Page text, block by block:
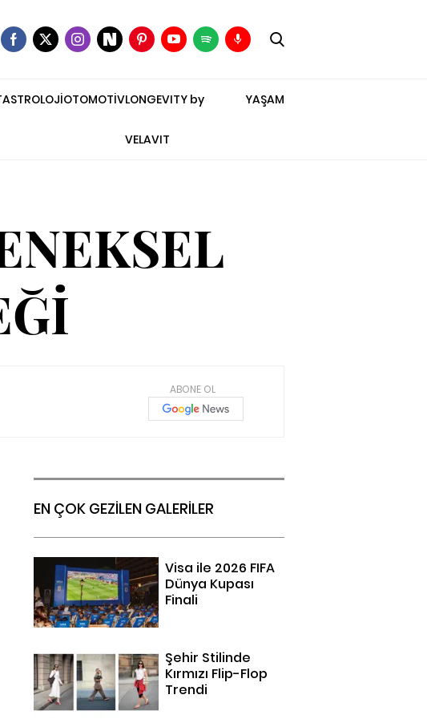
ASTROLOJİOTOMOTİVLONGEVITY by
VELAVIT
YAŞAM
ABONE OL
EN ÇOK GEZİLEN GALERİLER
Visa ile 2026 FIFA
Dünya Kupası
Finali
Şehir Stilinde
Kırmızı Flip-Flop
Trendi